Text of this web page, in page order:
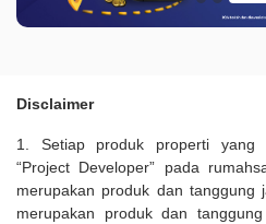
Disclaimer
1. Setiap produk properti yang
“Project Developer” pada
merupakan produk dan tanggung
merupakan produk dan